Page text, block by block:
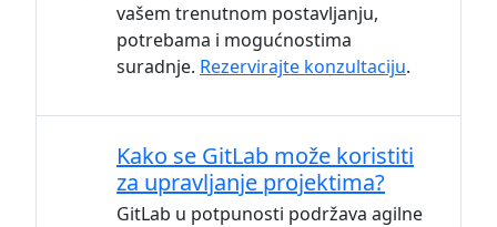
vašem trenutnom postavljanju,
potrebama i mogućnostima
suradnje. Rezervirajte konzultaciju.
Kako se GitLab može koristiti
za upravljanje projektima?
GitLab u potpunosti podržava agilne